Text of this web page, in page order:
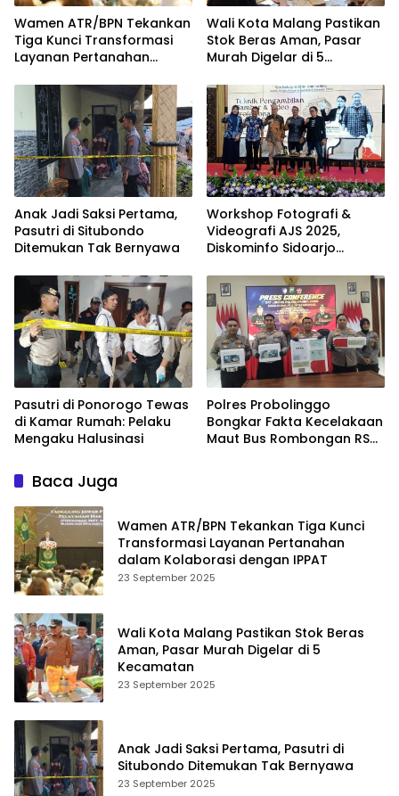
Wamen ATR/BPN Tekankan
Tiga Kunci Transformasi
Layanan Pertanahan
IPPAT
Wali Kota Malang Pastikan
Stok Beras Aman, Pasar
Murah Digelar di 5
Anak Jadi Saksi Pertama,
Pasutri di Situbondo
Ditemukan Tak Bernyawa
Workshop Fotografi &
Videografi AJS 2025,
Diskominfo Sidoarjo
Angkat Sejarah dan
Budaya
Pasutri di Ponorogo Tewas
di Kamar Rumah: Pelaku
Mengaku Halusinasi
Polres Probolinggo
Bongkar Fakta Kecelakaan
Maut Bus Rombongan RS
Baca Juga
Wamen ATR/BPN Tekankan Tiga Kunci
Transformasi Layanan Pertanahan
dalam Kolaborasi dengan IPPAT
23 September 2025
Wali Kota Malang Pastikan Stok Beras
Aman, Pasar Murah Digelar di 5
Kecamatan
23 September 2025
Anak Jadi Saksi Pertama, Pasutri di
Situbondo Ditemukan Tak Bernyawa
23 September 2025